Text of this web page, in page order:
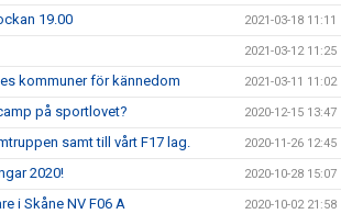
19.00 2021-03-18 11:11
2021-03-12 11:25
kommuner för kännedom 2021-03-11 11:02
på sportlovet? 2020-12-15 13:47
samt till vårt F17 lag. 2020-11-26 12:45
2020! 2020-10-28 15:07
i Skåne NV F06 A 2020-10-02 21:58